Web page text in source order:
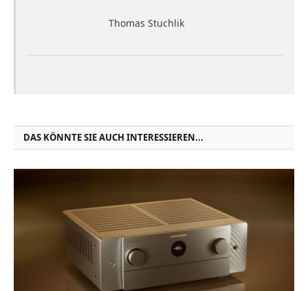
Thomas Stuchlik
DAS KÖNNTE SIE AUCH INTERESSIEREN...